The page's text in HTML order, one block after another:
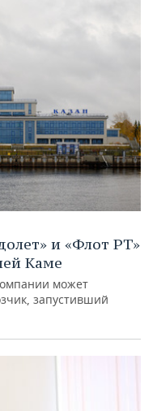
и «Флот РТ»
Каме
может
запустивший